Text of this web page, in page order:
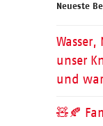
Neueste
unser
und
🧸🍂